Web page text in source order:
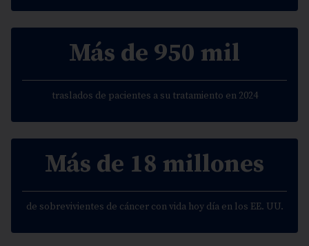
Más de 950 mil
traslados de pacientes a su tratamiento en 2024
Más de 18 millones
de sobrevivientes de cáncer con vida hoy día en los EE. UU.